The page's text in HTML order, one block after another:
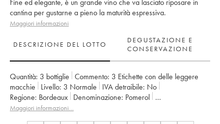
Fine ed elegante, è un grande vino che va lasciato riposare in
cantina per gustarne a pieno la maturità espressiva.
Maggiori informazioni
DESCRIZIONE DEL LOTTO
DEGUSTAZIONE E
CONSERVAZIONE
Quantità: 3 bottiglie Commento: 3 Etichette con delle leggere
macchie
Livello: 3 Normale IVA detraibile:
no
Regione:
Bordeaux Denominazione: Pomerol
Proprietario:
GFA du Château L'Eglise Clinet
Maggiori informazioni…